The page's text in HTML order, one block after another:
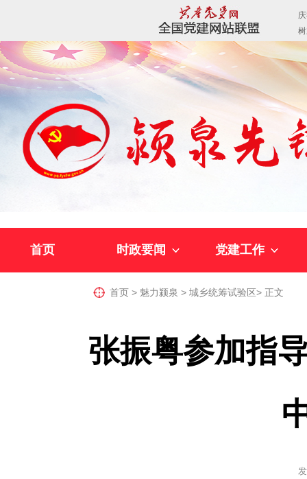
首页 时政要闻 党建工作
首页 > 魅力颍泉 > 城乡统筹试验区> 正文
张振粤参加指